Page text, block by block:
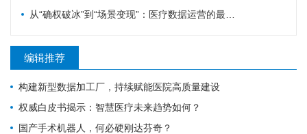
从“确权破冰”到“场景变现”：医疗数据运营的最新国家级信号研判
编辑推荐
构建新型数据加工厂，持续赋能医院高质量建设
权威白皮书揭示：智慧医疗未来趋势如何？
国产手术机器人，何必硬刚达芬奇？